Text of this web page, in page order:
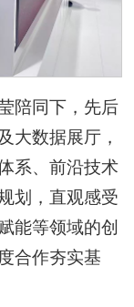
陪同下，先后
大数据展厅，
系、前沿技术
划，直观感受
能等领域的创
合作夯实基